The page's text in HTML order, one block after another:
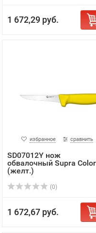
1 672,29 руб.
избранное сравнить
SD07012Y нож
обвалочный Supra
(желт.)
(0)
1 672,67 руб.